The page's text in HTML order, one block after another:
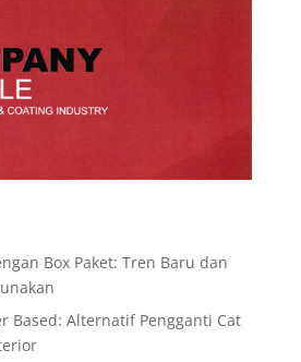
Box Paket: Tren Baru dan
Based: Alternatif Pengganti Cat